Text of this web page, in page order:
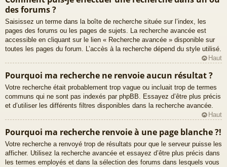
des forums ?
Saisissez un terme dans la boîte de recherche située sur l’index, les
pages des forums ou les pages de sujets. La recherche avancée est
accessible en cliquant sur le lien « Recherche avancée » disponible sur
toutes les pages du forum. L’accès à la recherche dépend du style utilisé.
Haut
Pourquoi ma recherche ne renvoie aucun résultat ?
Votre recherche était probablement trop vague ou incluait trop de termes
communs qui ne sont pas indexés par phpBB. Essayez d’être plus précis
et d’utiliser les différents filtres disponibles dans la recherche avancée.
Haut
Pourquoi ma recherche renvoie à une page blanche ?!
Votre recherche a renvoyé trop de résultats pour que le serveur puisse les
afficher. Utilisez la recherche avancée et essayez d’être plus précis dans
les termes employés et dans la sélection des forums dans lesquels vous